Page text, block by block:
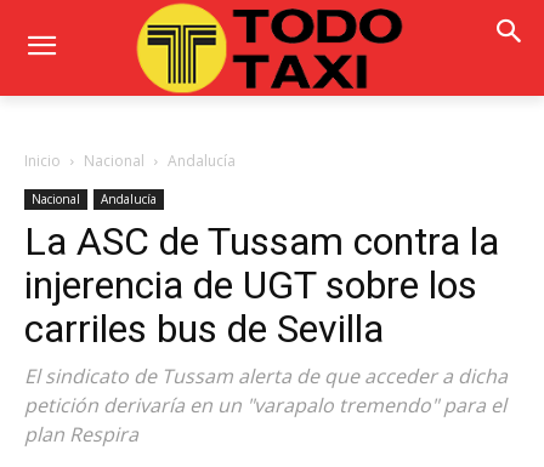
Inicio Nacional Andalucía
Nacional Andalucía
La ASC de Tussam contra la
injerencia de UGT sobre los
carriles bus de Sevilla
El sindicato de Tussam alerta de que acceder a dicha
petición derivaría en un "varapalo tremendo" para el
plan Respira